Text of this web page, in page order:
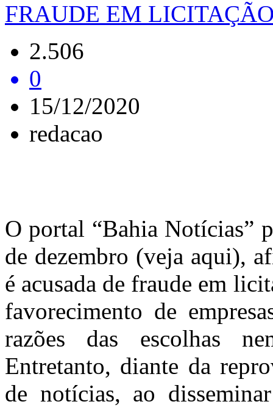
FRAUDE EM
2.506
0
15/12/2020
redacao
O portal “Bahia Notícias”
de dezembro (veja aqui),
é acusada de fraude em
favorecimento de
razões das escolhas
Entretanto, diante da
de notícias, ao